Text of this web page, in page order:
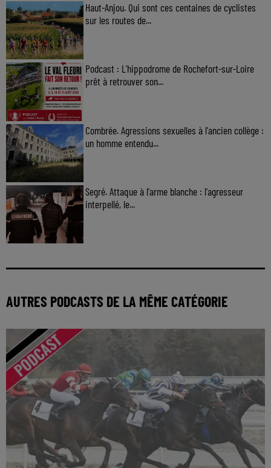
Haut-Anjou. Qui sont ces centaines de cyclistes
sur les routes de...
Podcast : L’hippodrome de Rochefort-sur-Loire
prêt à retrouver son...
Combrée. Agressions sexuelles à l'ancien collège :
un homme entendu...
Segré. Attaque à l'arme blanche : l'agresseur
interpellé, le...
AUTRES PODCASTS DE LA MÊME CATÉGORIE